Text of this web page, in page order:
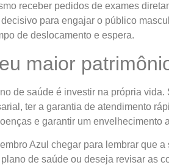
receber pedidos de exames
para engajar o público
de deslocamento e espera.
maior
de saúde é investir na própria
ter a garantia de atendimento
e garantir um envelhecimento
Azul chegar para lembrar que
de saúde ou deseja revisar as